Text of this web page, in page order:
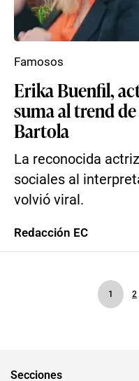
Erika Buenfil,
suma al trend
Bartola
La reconocida
sociales al
volvió viral.
Famosos
Redacción EC
1 2
Secciones